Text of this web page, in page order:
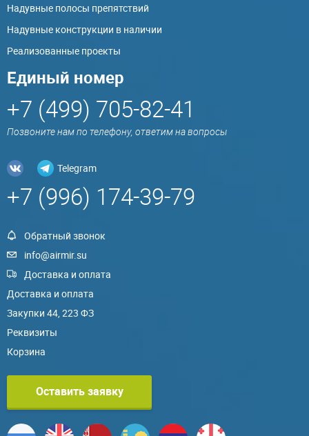
Надувные полосы препятствий
Надувные конструкции в наличии
Реализованные проекты
Единый номер
+7 (499) 705-82-41
Позвоните нам по телефону, ответим на вопросы
Telegram
+7 (996) 174-39-79
Обратный звонок
info@airmir.su
Доставка и оплата
Доставка и оплата
Закупки 44, 223 ФЗ
Реквизиты
Корзина
Оставить заявку